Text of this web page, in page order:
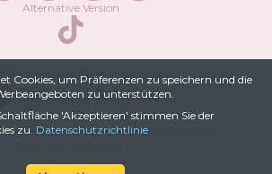
Cookies, um Präferenzen zu speichern und die
zu unterstützen.
'Akzeptieren' stimmen Sie der
zu. Datenschutzrichtlinie
Datenschutzrichtlinie
Analysator für kosmetische
Alternative Version
TikTok